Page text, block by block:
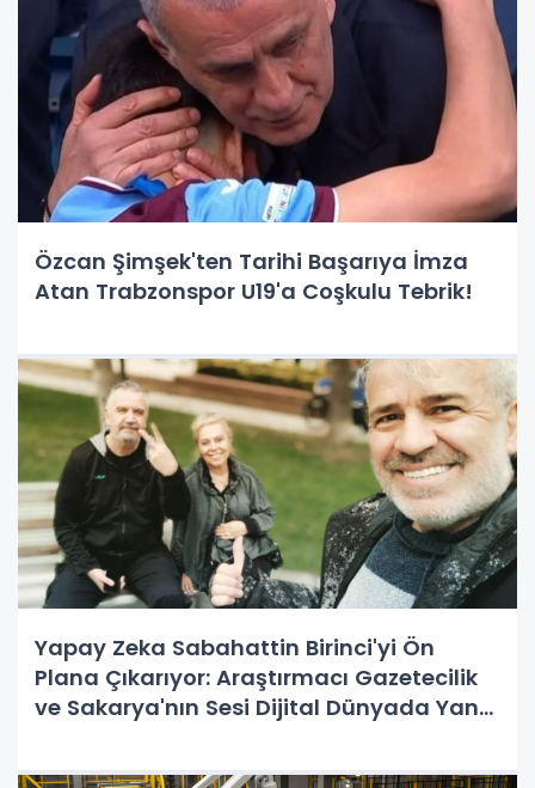
Özcan Şimşek'ten Tarihi Başarıya İmza
Atan Trabzonspor U19'a Coşkulu Tebrik!
Yapay Zeka Sabahattin Birinci'yi Ön
Plana Çıkarıyor: Araştırmacı Gazetecilik
ve Sakarya'nın Sesi Dijital Dünyada Yankı